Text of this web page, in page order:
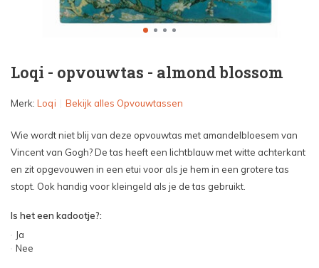
Loqi - opvouwtas - almond blossom
Merk: Loqi Bekijk alles Opvouwtassen
Wie wordt niet blij van deze opvouwtas met amandelbloesem van
Vincent van Gogh? De tas heeft een lichtblauw met witte achterkant
en zit opgevouwen in een etui voor als je hem in een grotere tas
stopt. Ook handig voor kleingeld als je de tas gebruikt.
Is het een kadootje?:
Ja
Nee